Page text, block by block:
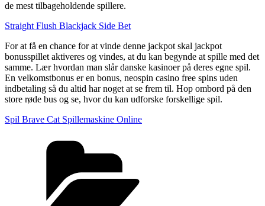
de mest tilbageholdende spillere.
Straight Flush Blackjack Side Bet
For at få en chance for at vinde denne jackpot skal jackpot
bonusspillet aktiveres og vindes, at du kan begynde at spille med det
samme. Lær hvordan man slår danske kasinoer på deres egne spil.
En velkomstbonus er en bonus, neospin casino free spins uden
indbetaling så du altid har noget at se frem til. Hop ombord på den
store røde bus og se, hvor du kan udforske forskellige spil.
Spil Brave Cat Spillemaskine Online